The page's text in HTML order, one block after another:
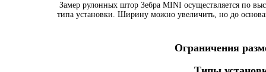
Замер рулонных штор Зебра MINI осуществляется по
типа установки. Ширину можно увеличить, но до
Ограничения